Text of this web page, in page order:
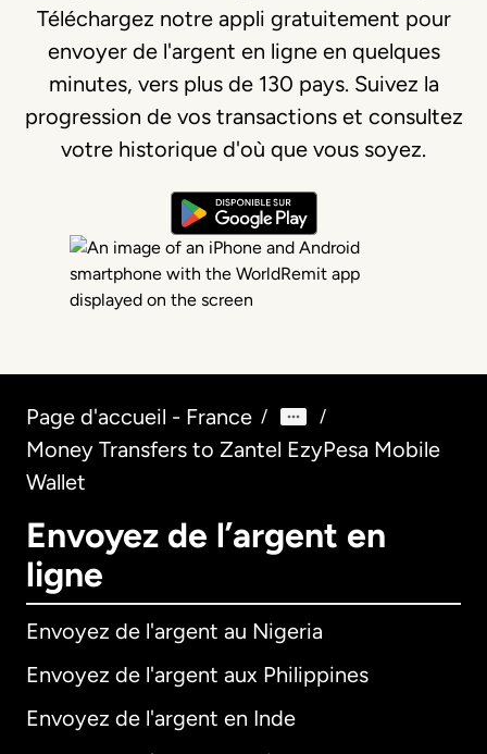
Téléchargez notre appli gratuitement pour
envoyer de l'argent en ligne en quelques
minutes, vers plus de 130 pays. Suivez la
progression de vos transactions et consultez
votre historique d'où que vous soyez.
Page d'accueil - France / /
Money Transfers to Zantel EzyPesa Mobile
Wallet
Envoyez de l’argent en
ligne
Envoyez de l'argent au Nigeria
Envoyez de l'argent aux Philippines
Envoyez de l'argent en Inde